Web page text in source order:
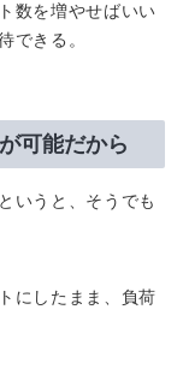
数を増やせばいい
できる。
可能だから
いうと、そうでも
にしたまま、負荷